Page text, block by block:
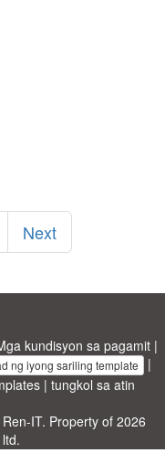
Next
kundisyon sa pagamit |
ng iyong sariling template |
| tungkol sa atin
Ren-IT. Property of 2026